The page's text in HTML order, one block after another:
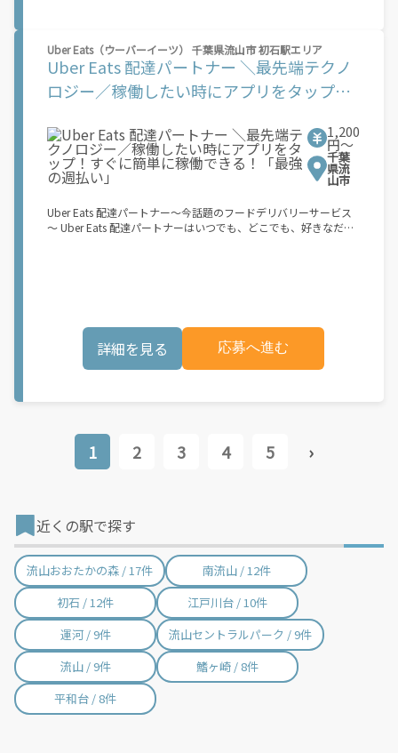
【Amazon Flexの始め方】 使用できる車両をお持ちの場合、必要
なものはたったの6つだけです。 1. スマートフォン 2. 運転免許証
3. 黒ナンバー 4. 最新の車検証 5. 銀行口座 6. 就労資格確認書類
（外国籍の方） ご応募いただいた後、登録手続きをご案内しま
の車両でご登録いただく場合、ご登録者様と車両の所有者様は同
一である必要があります。 【配達業務の流れ】 登録手続きを完
了すると、オファー（委託する配達業務）をアプリで確認するこ
とができます。 あとは、3つのステップで稼働するだけです。 1.
オファーを受諾する 2. デリバリーステーションで荷物をピックア
られたくないけれど、安定した収入がほしい...] 「スキマ時間はあ
るけれど、その時間に稼げる方法がない...」 「新しい業務にチャ
する費用など）はすべて自己負担となります。
Uber Eats（ウーバーイーツ） 千葉県流山市 初石駅エリア
Uber Eats 配達パートナー ＼最先端テクノ
ロジー／稼働したい時にアプリをタップ！
い」
1,200
円〜
千葉
県流
山市
Uber Eats 配達パートナー～今話題のフードデリバリーサービス
～ Uber Eats 配達パートナーはいつでも、どこでも、好きなだけ
題ありません！ ★自分の自転車・原付バイク(125cc以下)・軽貨
物車両でOK！ ★私服でOK！ ＼万がイチという時も安心！事故の
時は安心の傷害補償！／ 必要なのは【自転車】と【スマホ】の
そ、空いた時間を有効活用！自分にあったスタイルで稼働できま
か...！」 時間も場所も自分次第！ 【原付（125cc以下）で配達希
場合は緑ナンバー）が必要になります。 ※稼働できるのは、あな
たの街で Uber Eats のサービスが開始してからになります。サー
ビス開始日は、アカウント作成後に配信されるメールをご確認く
ださい。
詳細を見る 応募へ進む
1 2 3 4 5 ›
近くの駅で探す
流山おおたかの森 / 17件
南流山 / 12件
初石 / 12件
江戸川台 / 10件
運河 / 9件
流山セントラルパーク / 9件
流山 / 9件
鰭ヶ崎 / 8件
平和台 / 8件